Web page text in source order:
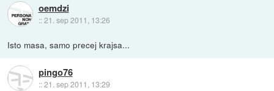
oemdzi
::21. sep 2011, 13:26
Isto masa, samo precej krajsa...
pingo76
::21. sep 2011, 13:29